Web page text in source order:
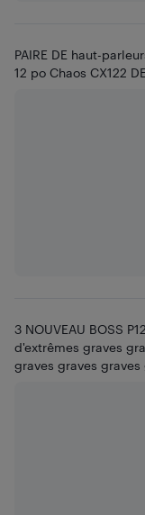
PAIRE DE haut-
12 po Chaos CX122
3 NOUVEAU BOSS
d'extrêmes graves
graves graves